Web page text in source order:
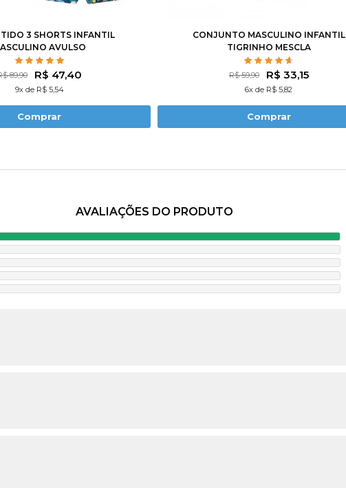
8 10
3 SHORTS INFANTIL
AVULSO
89,90 R$ 47,40
9x de R$ 5,54
Comprar
CONJUNTO MASCULINO INFANTIL
TIGRINHO MESCLA
R$ 59,90 R$ 33,15
6x de R$ 5,82
Comprar
AVALIAÇÕES DO PRODUTO